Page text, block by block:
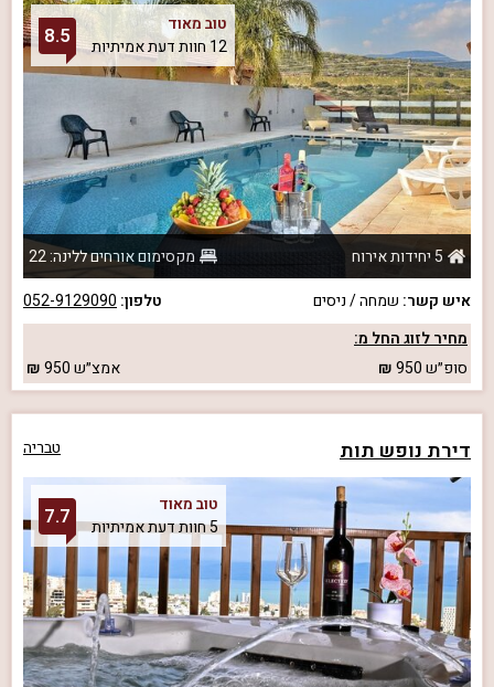
טוב מאוד
12 חוות דעת אמיתיות
8.5
5 יחידות אירוח
מקסימום אורחים ללינה: 22
איש קשר: שמחה / ניסים טלפון: 052-9129090
מחיר לזוג החל מ:
סופ״ש950 אמצ״ש950
דירת נופש תות טבריה
טוב מאוד
5 חוות דעת אמיתיות
7.7